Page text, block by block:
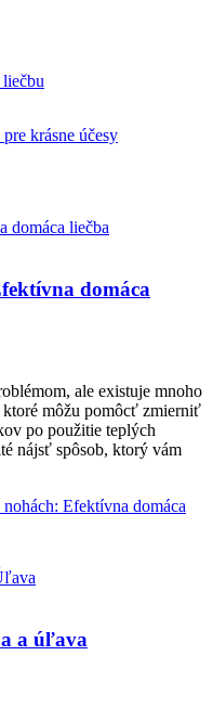
krásne účesy
domáca
ale existuje mnoho
môžu pomôcť zmierniť
po použitie teplých
nájsť spôsob, ktorý vám
Efektívna domáca
a úľava